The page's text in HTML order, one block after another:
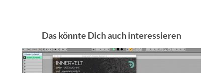
Das könnte Dich auch interessieren